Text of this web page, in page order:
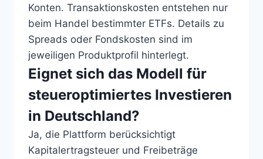
Konten. Transaktionskosten entstehen nur
beim Handel bestimmter ETFs. Details zu
Spreads oder Fondskosten sind im
jeweiligen Produktprofil hinterlegt.
Eignet sich das Modell für
steueroptimiertes Investieren
in Deutschland?
Ja, die Plattform berücksichtigt
Kapitalertragsteuer und Freibeträge